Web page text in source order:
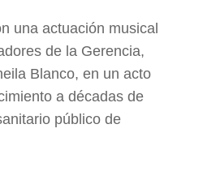
una actuación musical
de la Gerencia,
Blanco, en un acto
a décadas de
público de